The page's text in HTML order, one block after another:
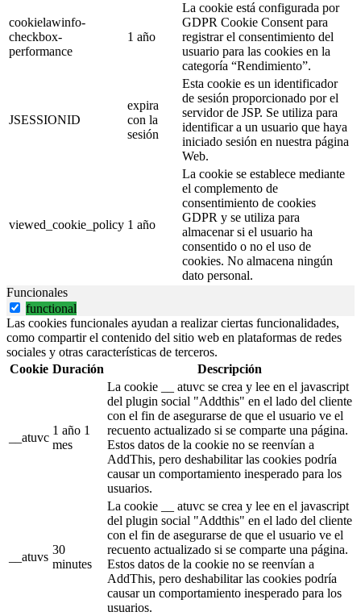
cookielawinfo-
checkbox-
performance
1 año
La cookie está configurada por
GDPR Cookie Consent para
registrar el consentimiento del
usuario para las cookies en la
categoría “Rendimiento”.
JSESSIONID
expira
con la
sesión
Esta cookie es un identificador
de sesión proporcionado por el
servidor de JSP. Se utiliza para
identificar a un usuario que haya
iniciado sesión en nuestra página
Web.
viewed_cookie_policy 1 año
La cookie se establece mediante
el complemento de
consentimiento de cookies
GDPR y se utiliza para
almacenar si el usuario ha
consentido o no el uso de
cookies. No almacena ningún
dato personal.
Funcionales
functional
Las cookies funcionales ayudan a realizar ciertas funcionalidades,
como compartir el contenido del sitio web en plataformas de redes
sociales y otras características de terceros.
Cookie Duración Descripción
__atuvc
1 año 1
mes
La cookie __ atuvc se crea y lee en el javascript
del plugin social "Addthis" en el lado del cliente
con el fin de asegurarse de que el usuario ve el
recuento actualizado si se comparte una página.
Estos datos de la cookie no se reenvían a
AddThis, pero deshabilitar las cookies podría
causar un comportamiento inesperado para los
usuarios.
__atuvs
30
minutes
La cookie __ atuvc se crea y lee en el javascript
del plugin social "Addthis" en el lado del cliente
con el fin de asegurarse de que el usuario ve el
recuento actualizado si se comparte una página.
Estos datos de la cookie no se reenvían a
AddThis, pero deshabilitar las cookies podría
causar un comportamiento inesperado para los
usuarios.